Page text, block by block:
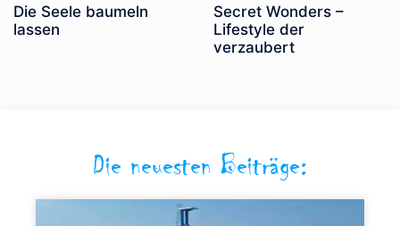
Die Seele baumeln
lassen
Secret Wonders –
Lifestyle der
verzaubert
Die neuesten Beiträge: